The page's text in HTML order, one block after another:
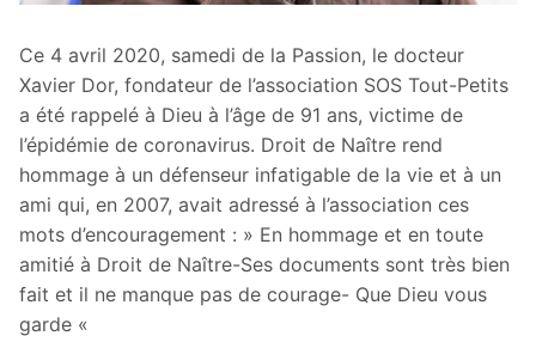
Ce 4 avril 2020, samedi de la Passion, le docteur
Xavier Dor, fondateur de l’association SOS Tout-Petits
a été rappelé à Dieu à l’âge de 91 ans, victime de
l’épidémie de coronavirus. Droit de Naître rend
hommage à un défenseur infatigable de la vie et à un
ami qui, en 2007, avait adressé à l’association ces
mots d’encouragement : » En hommage et en toute
amitié à Droit de Naître-Ses documents sont très bien
fait et il ne manque pas de courage- Que Dieu vous
garde «